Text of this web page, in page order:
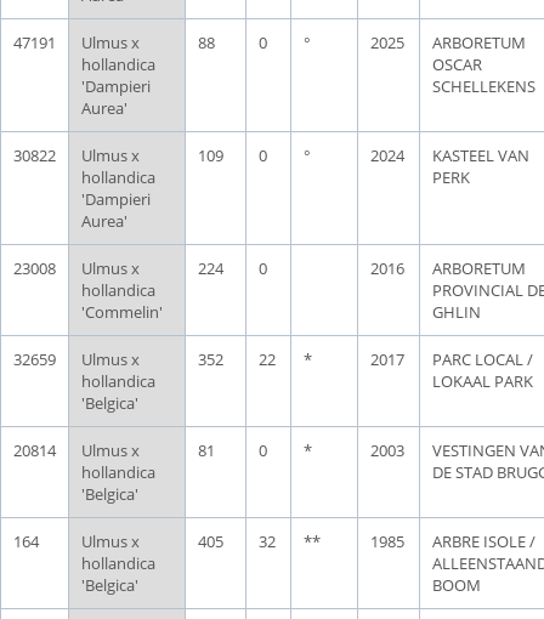
47191
Ulmus x
hollandica
'Dampieri
Aurea'
88 0 ° 2025
ARBORETUM
OSCAR
SCHELLEKENS
30822
Ulmus x
hollandica
'Dampieri
Aurea'
109 0 ° 2024
KASTEEL VAN
PERK
23008
Ulmus x
hollandica
'Commelin'
224 0 2016
ARBORETUM
PROVINCIAL
GHLIN
32659
Ulmus x
hollandica
'Belgica'
352 22 * 2017
PARC LOCAL /
LOKAAL PARK
20814
Ulmus x
hollandica
'Belgica'
81 0 * 2003
VESTINGEN
DE STAD
164
Ulmus x
hollandica
'Belgica'
405 32 ** 1985
ARBRE ISOLE /
BOOM